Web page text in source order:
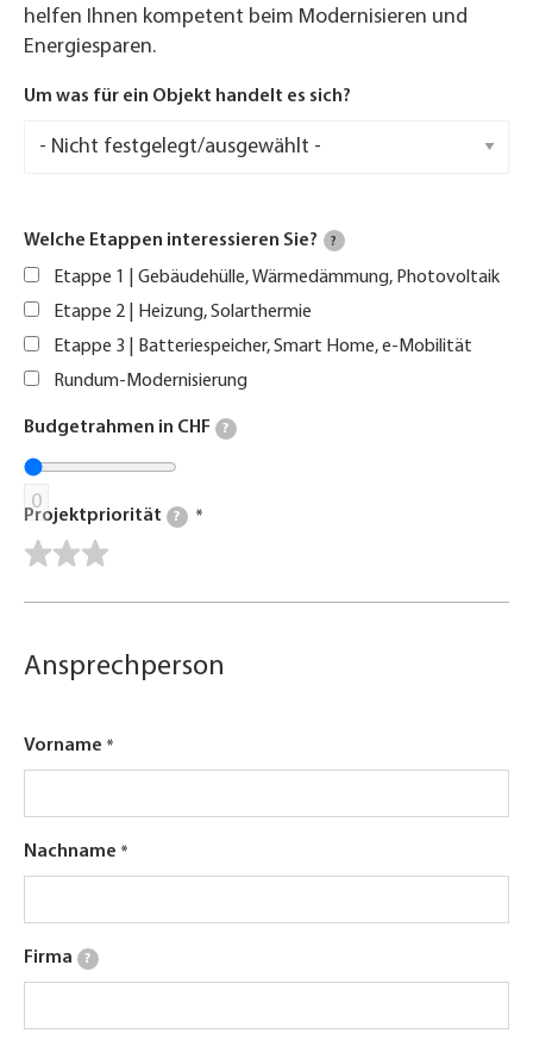
helfen Ihnen kompetent beim Modernisieren und
Energiesparen.
Um was für ein Objekt handelt es sich?
Welche Etappen interessieren Sie? ?
Etappe 1 | Gebäudehülle, Wärmedämmung, Photovoltaik
Etappe 2 | Heizung, Solarthermie
Etappe 3 | Batteriespeicher, Smart Home, e-Mobilität
Rundum-Modernisierung
Budgetrahmen in CHF ?
0
Projektpriorität ?
Ansprechperson
Vorname
Nachname
Firma ?